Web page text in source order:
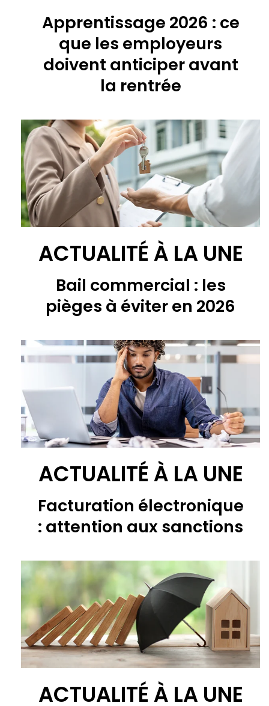
Apprentissage 2026 : ce
que les employeurs
doivent anticiper avant
la rentrée
ACTUALITÉ À LA UNE
Bail commercial : les
pièges à éviter en 2026
ACTUALITÉ À LA UNE
Facturation électronique
: attention aux sanctions
ACTUALITÉ À LA UNE